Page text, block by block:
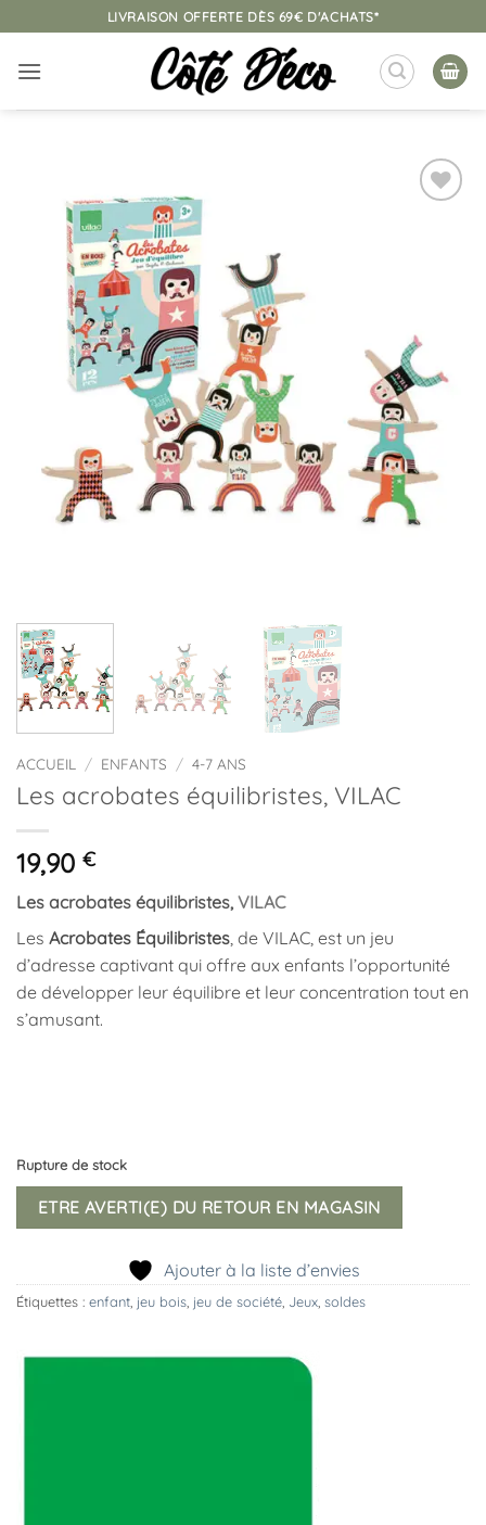
au
contenu
LIVRAISON OFFERTE DÈS 69€ D'ACHATS*
ACCUEIL / ENFANTS / 4-7 ANS
Les acrobates équilibristes, VILAC
19,90 €
Les acrobates équilibristes, VILAC
Les Acrobates Équilibristes, de VILAC, est un jeu
d’adresse captivant qui offre aux enfants l’opportunité
de développer leur équilibre et leur concentration tout en
s’amusant.
Rupture de stock
ETRE AVERTI(E) DU RETOUR EN MAGASIN
Ajouter à la liste d’envies
Étiquettes : enfant jeu bois jeu de société Jeux soldes